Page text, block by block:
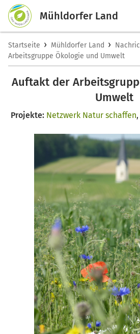
Mühldorfer Land
Startseite › Mühldorfer Land ›
Arbeitsgruppe Ökologie und Umwelt
Auftakt der
Umwelt
Projekte: Netzwerk Natur schaffen,